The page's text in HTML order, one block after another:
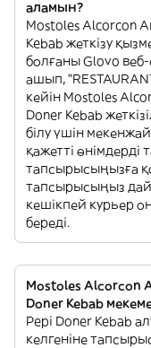
аламын?
Mostoles Alcorcon
Kebab жеткізу
болғаны Glovo
ашып,
кейін Mostoles
Doner Kebab
білу үшін
қажетті
тапсырысыңызға
тапсырысыңыз
кешікпей курьер
береді.
Mostoles Alcorcon
Doner Kebab
Pepi Doner Kebab
келгеніне